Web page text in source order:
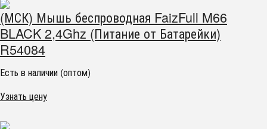
(МСК) Мышь беспроводная FaizFull M66
BLACK 2,4Ghz (Питание от Батарейки)
R54084
Есть в наличии (оптом)
Узнать цену